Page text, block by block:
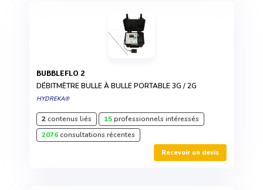
BUBBLEFLO 2
DÉBITMÈTRE BULLE À BULLE PORTABLE 3G / 2G
HYDREKA®
2contenus liés 15professionnels intéressés
2076consultations récentes
Recevoir un devis